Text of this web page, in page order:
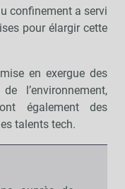
confinement a servi
pour élargir cette
en exergue des
l’environnement,
également des
talents tech.